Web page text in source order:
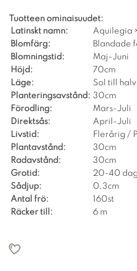
Tuotteen ominaisuudet:
Latinskt namn:
Aquilegia
Blomfärg:
Blandade
Blomningstid:
Maj-Juni
Höjd:
70cm
Läge:
Sol till
Planteringsavstånd: 30cm
Förodling:
Mars-Juli
Direktsås:
April-Juli
Livstid:
Flerårig /
Plantavstånd:
30cm
Radavstånd:
30cm
Grotid:
20-40
Sådjup:
0,3cm
Antal frö:
160st
Räcker till:
6 m